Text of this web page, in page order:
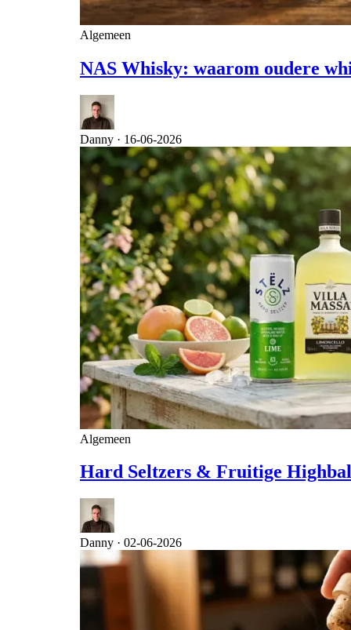
Algemeen
NAS Whisky: waarom oudere
Danny · 16-06-2026
Algemeen
Hard Seltzers & Fruitige
Danny · 02-06-2026